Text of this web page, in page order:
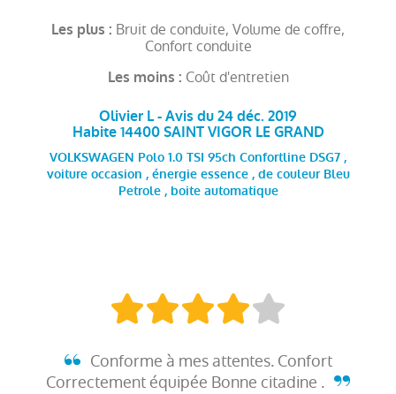
Les plus : Bruit de conduite, Volume de coffre,
Confort conduite
Les moins : Coût d'entretien
Olivier L - Avis du 24 déc. 2019
Habite 14400 SAINT VIGOR LE GRAND
VOLKSWAGEN Polo 1.0 TSI 95ch Confortline DSG7 ,
voiture occasion , énergie essence , de couleur Bleu
Petrole , boite automatique
Conforme à mes attentes. Confort
Correctement équipée Bonne citadine .